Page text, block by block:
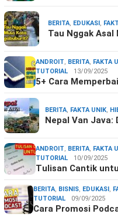
BERITA EDUKASI
Tau Nggak
ANDROIT BERITA FAKTA
TUTORIAL
13/09/2025
5+ Cara
BERITA FAKTA UNIK
Nepal Van Java:
ANDROIT BERITA FAKTA
TUTORIAL
10/09/2025
Tulisan Cantik
BERITA BISNIS EDUKASI
TUTORIAL
09/09/2025
Cara Promosi